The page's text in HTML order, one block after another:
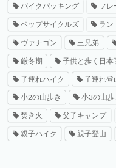
バイクパッキング フレ
ペップサイクルズ ラン
ヴァナゴン 三兄弟
厳冬期 子供と歩く日本
子連れハイク 子連れ登
小2の山歩き 小3の山歩
焚き火 父子キャンプ
親子ハイク 親子登山